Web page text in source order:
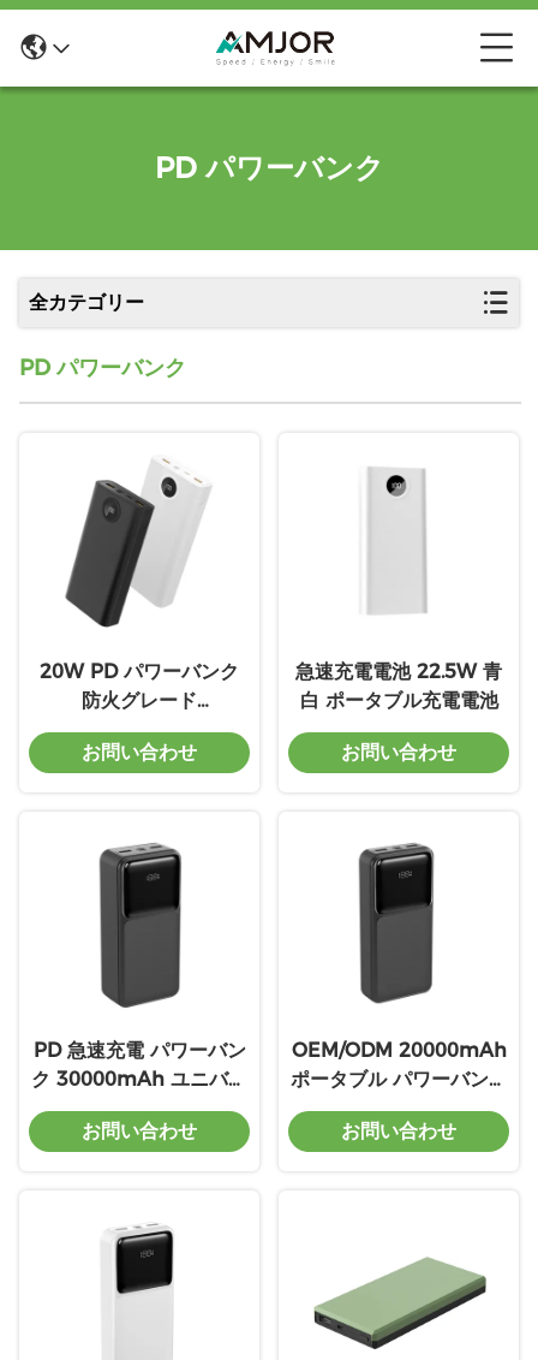
PD パワーバンク
全カテゴリー
PD パワーバンク
20W PD パワーバンク
防火グレード
30000mAh パワーバン
ク 充電
お問い合わせ
急速充電電池 22.5W 青
白 ポータブル充電電池
お問い合わせ
PD 急速充電 パワーバン
ク 30000mAh ユニバー
サル パワーバンク スク
リーンディスプレイ
お問い合わせ
OEM/ODM 20000mAh
ポータブル パワーバンク
充電器 プラグイン 急速
充電
お問い合わせ